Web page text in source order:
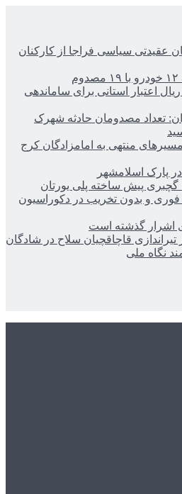
عقیدتی سیاسی فراجا از کارکنان
میلیارد ریال اعتبار استانی برای ساماندهی
تعداد مصدومان حادثه شهرک
منتهی به امامزادگان کرج
گچبری پیش ساخته پلی یورتان
و بدون تخریب در دکوراسیون
اشرار گذشته است
قاچاقچیان سلاح در شادگان
نگاه ملی